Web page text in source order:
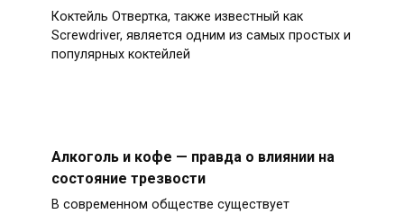
Коктейль Отвертка, также известный как
Screwdriver, является одним из самых простых и
популярных коктейлей
Алкоголь и кофе — правда о влиянии на
состояние трезвости
В современном обществе существует